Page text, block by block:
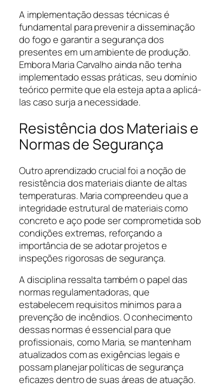
A implementação dessas técnicas é
fundamental para prevenir a disseminação
do fogo e garantir a segurança dos
presentes em um ambiente de produção.
Embora Maria Carvalho ainda não tenha
implementado essas práticas, seu domínio
teórico permite que ela esteja apta a aplicá-
las caso surja a necessidade.
Resistência dos Materiais e
Normas de Segurança
Outro aprendizado crucial foi a noção de
resistência dos materiais diante de altas
temperaturas. Maria compreendeu que a
integridade estrutural de materiais como
concreto e aço pode ser comprometida sob
condições extremas, reforçando a
importância de se adotar projetos e
inspeções rigorosas de segurança.
A disciplina ressalta também o papel das
normas regulamentadoras, que
estabelecem requisitos mínimos para a
prevenção de incêndios. O conhecimento
dessas normas é essencial para que
profissionais, como Maria, se mantenham
atualizados com as exigências legais e
possam planejar políticas de segurança
eficazes dentro de suas áreas de atuação.